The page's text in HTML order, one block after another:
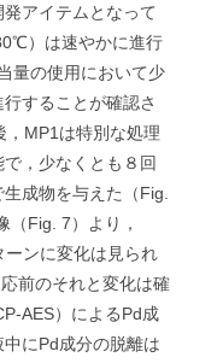
アイテムとなって
）は速やかに進行
量の使用において少
することが確認さ
MP1は特別な処理
，少なくとも８回
成物を与えた（Fig.
（Fig. 7）より，
ンに変化は見られ
前のそれと変化は確
AES）によるPd成
にPd成分の脱離は